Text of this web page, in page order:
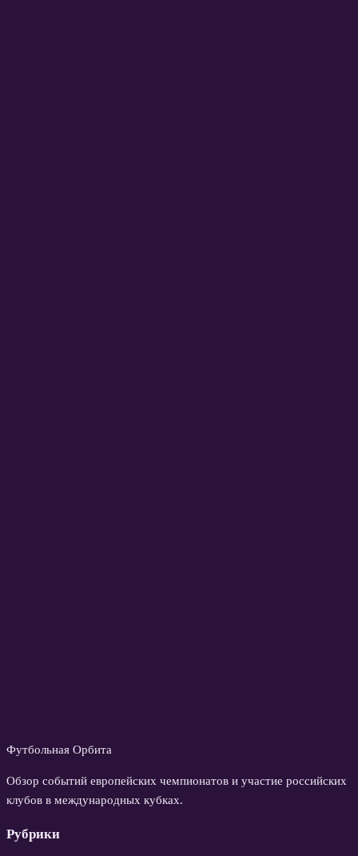
Футбольная Орбита
Обзор событий европейских чемпионатов и участие российских
клубов в международных кубках.
Рубрики